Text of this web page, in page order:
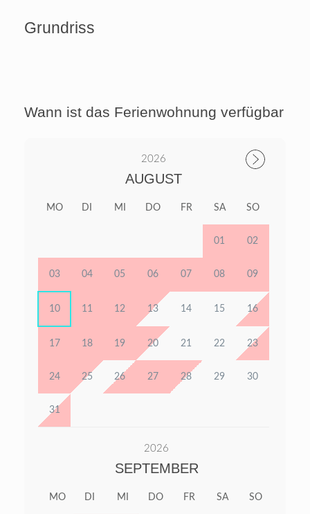
Grundriss
Wann ist das Ferienwohnung verfügbar
2026
AUGUST
MO DI MI DO FR SA SO
01 02
03 04 05 06 07 08 09
10 11 12 13 14 15 16
17 18 19 20 21 22 23
24 25 26 27 28 29 30
31
2026
SEPTEMBER
MO DI MI DO FR SA SO